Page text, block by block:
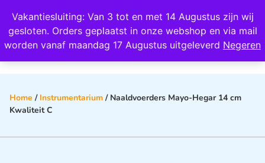
Vakantiesluiting: Van 3 tot en met 14 Augustus zijn wij
gesloten. Orders geplaatst in onze webshop en via mail
worden vanaf maandag 17 Augustus uitgeleverd Negeren
Wij scoren een 4,8 op Google
Home / Instrumentarium / Naaldvoerders Mayo-Hegar 14 cm
Kwaliteit C